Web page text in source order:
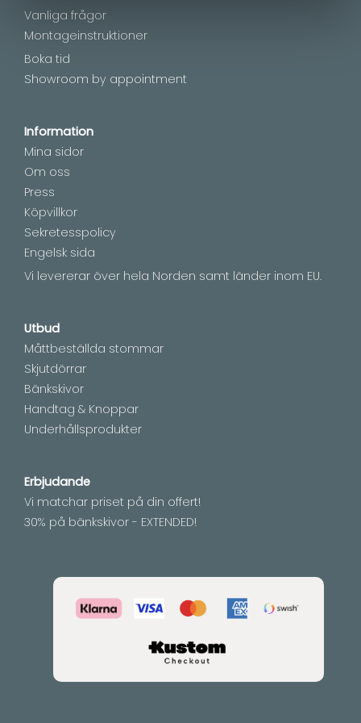
Vanliga frågor
Montageinstruktioner
Boka tid
Showroom by appointment
Information
Mina sidor
Om oss
Press
Köpvillkor
Sekretesspolicy
Engelsk sida
Vi levererar över hela Norden samt länder inom EU.
Utbud
Måttbeställda stommar
Skjutdörrar
Bänkskivor
Handtag & Knoppar
Underhållsprodukter
Erbjudande
Vi matchar priset på din offert!
30% på bänkskivor - EXTENDED!